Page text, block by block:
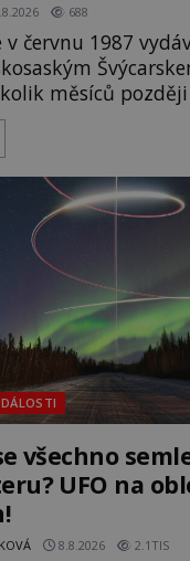
688
v červnu 1987
skalách u Hřenska
stopy, které se
neznámý útočník,
odhalit? [gallery
všechno
UFO na
8.8.2026 2.1TIS